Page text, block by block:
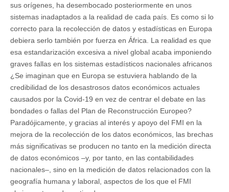
sus orígenes, ha desembocado posteriormente en unos
sistemas inadaptados a la realidad de cada país. Es como si lo
correcto para la recolección de datos y estadísticas en Europa
debiera serlo también por fuerza en África. La realidad es que
esa estandarización excesiva a nivel global acaba imponiendo
graves fallas en los sistemas estadísticos nacionales africanos
¿Se imaginan que en Europa se estuviera hablando de la
credibilidad de los desastrosos datos económicos actuales
causados por la Covid-19 en vez de centrar el debate en las
bondades o fallas del Plan de Reconstrucción Europeo?
Paradójicamente, y gracias al interés y apoyo del FMI en la
mejora de la recolección de los datos económicos, las brechas
más significativas se producen no tanto en la medición directa
de datos económicos –y, por tanto, en las contabilidades
nacionales–, sino en la medición de datos relacionados con la
geografía humana y laboral, aspectos de los que el FMI